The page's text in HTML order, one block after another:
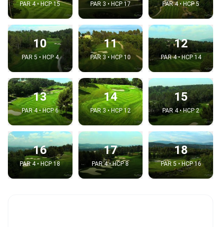
PAR 4 • HCP 15 PAR 3 • HCP 17 PAR 4 • HCP 5
10
PAR 5 • HCP 4
11
PAR 3 • HCP 10
12
PAR 4 • HCP 14
13
PAR 4 • HCP 6
14
PAR 3 • HCP 12
15
PAR 4 • HCP 2
16
PAR 4 • HCP 18
17
PAR 4 • HCP 8
18
PAR 5 • HCP 16